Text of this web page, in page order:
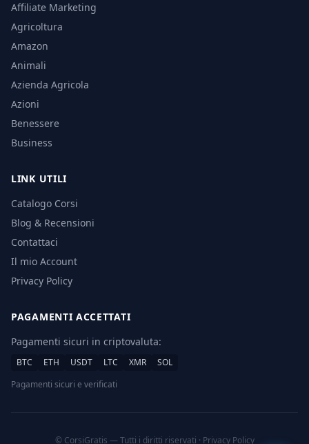
Affiliate Marketing
Agricoltura
Amazon
Animali
Azienda Agricola
Azioni
Benessere
Business
LINK UTILI
Catalogo Corsi
Blog & Recensioni
Contattaci
Il mio Account
Privacy Policy
PAGAMENTI ACCETTATI
Pagamenti sicuri in criptovaluta:
BTC ETH USDT LTC XMR
SOL
Pagamenti sicuri e verificati
© CorsiGratis — Tutti i diritti riservati · Privacy Policy